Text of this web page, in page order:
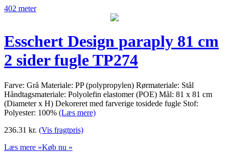
402 meter
Esschert Design paraply 81 cm
2 sider fugle TP274
Farve: Grå Materiale: PP (polypropylen) Rørmateriale: Stål
Håndtagsmateriale: Polyolefin elastomer (POE) Mål: 81 x 81 cm
(Diameter x H) Dekoreret med farverige tosidede fugle Stof:
Polyester: 100% (Læs mere)
236.31 kr. (Vis fragtpris)
Læs mere »Køb nu »